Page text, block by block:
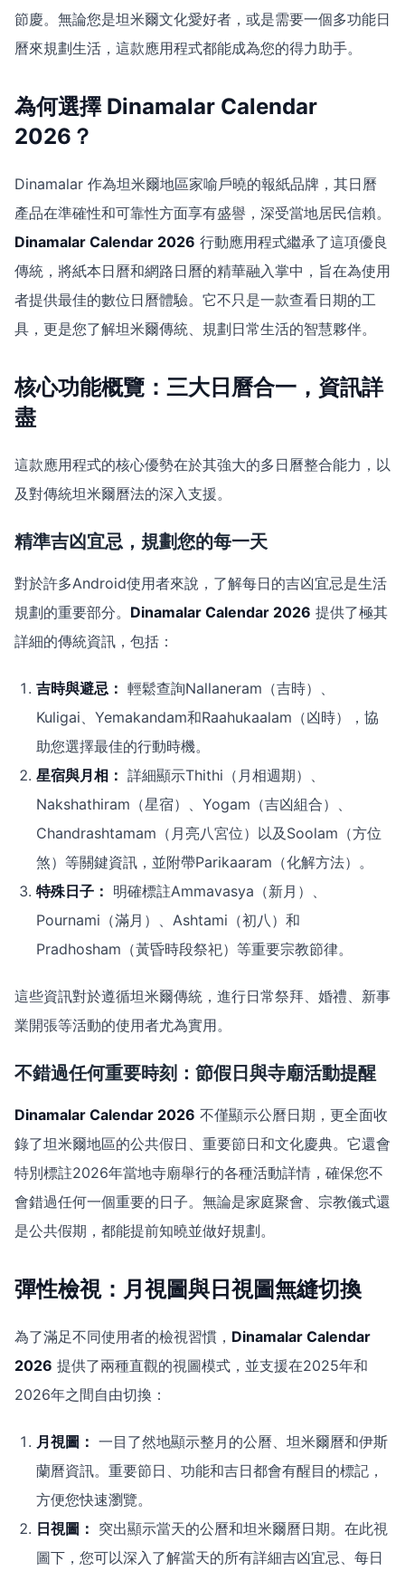
節慶。無論您是坦米爾文化愛好者，或是需要一個多功能日
曆來規劃生活，這款應用程式都能成為您的得力助手。
為何選擇 Dinamalar Calendar
2026？
Dinamalar 作為坦米爾地區家喻戶曉的報紙品牌，其日曆
產品在準確性和可靠性方面享有盛譽，深受當地居民信賴。
Dinamalar Calendar 2026 行動應用程式繼承了這項優良
傳統，將紙本日曆和網路日曆的精華融入掌中，旨在為使用
者提供最佳的數位日曆體驗。它不只是一款查看日期的工
具，更是您了解坦米爾傳統、規劃日常生活的智慧夥伴。
核心功能概覽：三大日曆合一，資訊詳
盡
這款應用程式的核心優勢在於其強大的多日曆整合能力，以
及對傳統坦米爾曆法的深入支援。
精準吉凶宜忌，規劃您的每一天
對於許多Android使用者來說，了解每日的吉凶宜忌是生活
規劃的重要部分。 Dinamalar Calendar 2026 提供了極其
詳細的傳統資訊，包括：
吉時與避忌： 輕鬆查詢Nallaneram（吉時）、
Kuligai、Yemakandam和Raahukaalam（凶時），協
助您選擇最佳的行動時機。
星宿與月相： 詳細顯示Thithi（月相週期）、
Nakshathiram（星宿）、Yogam（吉凶組合）、
Chandrashtamam（月亮八宮位）以及Soolam（方位
煞）等關鍵資訊，並附帶Parikaaram（化解方法）。
特殊日子： 明確標註Ammavasya（新月）、
Pournami（滿月）、Ashtami（初八）和
Pradhosham（黃昏時段祭祀）等重要宗教節律。
這些資訊對於遵循坦米爾傳統，進行日常祭拜、婚禮、新事
業開張等活動的使用者尤為實用。
不錯過任何重要時刻：節假日與寺廟活動提醒
Dinamalar Calendar 2026 不僅顯示公曆日期，更全面收
錄了坦米爾地區的公共假日、重要節日和文化慶典。它還會
特別標註2026年當地寺廟舉行的各種活動詳情，確保您不
會錯過任何一個重要的日子。無論是家庭聚會、宗教儀式還
是公共假期，都能提前知曉並做好規劃。
彈性檢視：月視圖與日視圖無縫切換
為了滿足不同使用者的檢視習慣， Dinamalar Calendar
2026 提供了兩種直觀的視圖模式，並支援在2025年和
2026年之間自由切換：
月視圖： 一目了然地顯示整月的公曆、坦米爾曆和伊斯
蘭曆資訊。重要節日、功能和吉日都會有醒目的標記，
方便您快速瀏覽。
日視圖： 突出顯示當天的公曆和坦米爾曆日期。在此視
圖下，您可以深入了解當天的所有詳細吉凶宜忌、每日